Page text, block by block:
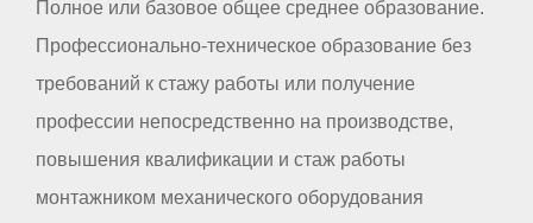
Полное или базовое общее среднее образование.
Профессионально-техническое образование без
требований к стажу работы или получение
профессии непосредственно на производстве,
повышения квалификации и стаж работы
монтажником механического оборудования